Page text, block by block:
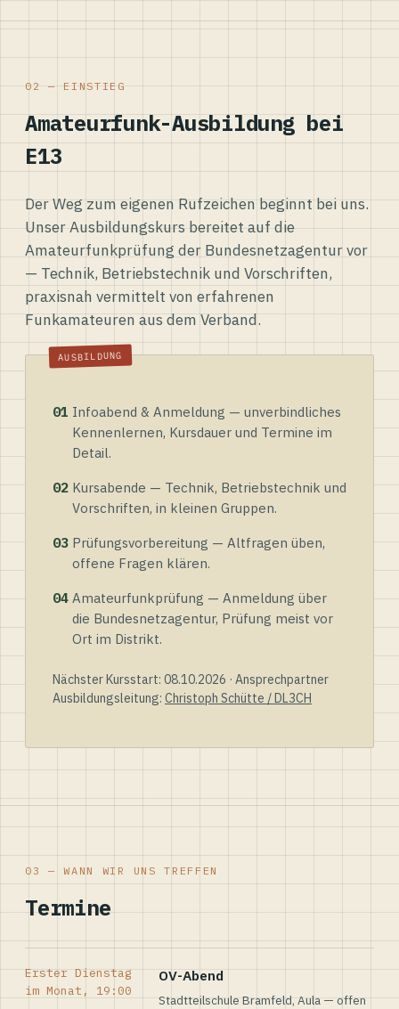
02 — EINSTIEG
Amateurfunk-Ausbildung bei
E13
Der Weg zum eigenen Rufzeichen beginnt bei uns.
Unser Ausbildungskurs bereitet auf die
Amateurfunkprüfung der Bundesnetzagentur vor
— Technik, Betriebstechnik und Vorschriften,
praxisnah vermittelt von erfahrenen
Funkamateuren aus dem Verband.
01 Infoabend & Anmeldung — unverbindliches
Kennenlernen, Kursdauer und Termine im
Detail.
02 Kursabende — Technik, Betriebstechnik und
Vorschriften, in kleinen Gruppen.
03 Prüfungsvorbereitung — Altfragen üben,
offene Fragen klären.
04 Amateurfunkprüfung — Anmeldung über
die Bundesnetzagentur, Prüfung meist vor
Ort im Distrikt.
Nächster Kursstart: 08.10.2026 · Ansprechpartner
Ausbildungsleitung: Christoph Schütte / DL3CH
03 — WANN WIR UNS TREFFEN
Termine
Erster Dienstag
im Monat, 19:00
OV-Abend
Stadtteilschule Bramfeld, Aula — offen